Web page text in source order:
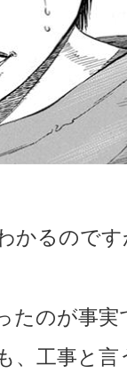
かるので
たのが事実
、工事と